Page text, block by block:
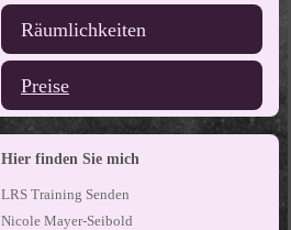
Räumlichkeiten
Preise
Hier finden Sie mich
LRS Training Senden
Nicole Mayer-Seibold